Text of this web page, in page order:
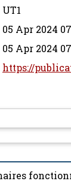
UT1
05 Apr 2024
05 Apr 2024
https://